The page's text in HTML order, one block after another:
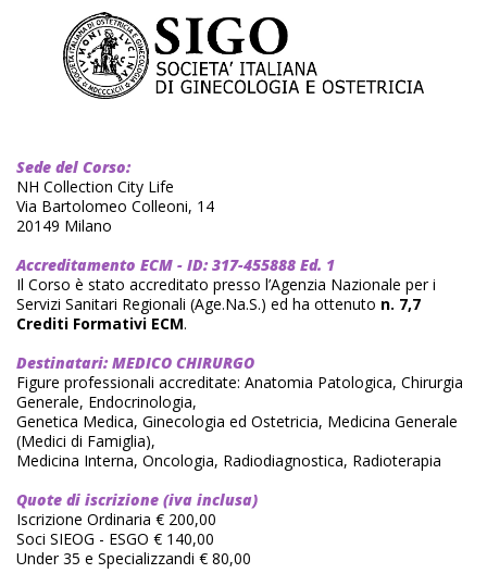
Sede del Corso:
NH Collection City Life
Via Bartolomeo Colleoni, 14
20149 Milano
Accreditamento ECM - ID:317-455888 Ed. 1
Il Corso è stato accreditato presso l’Agenzia Nazionale per i
Servizi Sanitari Regionali (Age.Na.S.) ed ha ottenuto n. 7,7
Crediti Formativi ECM.
Destinatari: MEDICO CHIRURGO
Figure professionali accreditate: Anatomia Patologica, Chirurgia
Generale, Endocrinologia,
Genetica Medica, Ginecologia ed Ostetricia, Medicina Generale
(Medici di Famiglia),
Medicina Interna, Oncologia, Radiodiagnostica, Radioterapia
Quote di iscrizione (iva inclusa)
Iscrizione Ordinaria € 200,00
Soci SIEOG - ESGO € 140,00
Under 35 e Specializzandi € 80,00